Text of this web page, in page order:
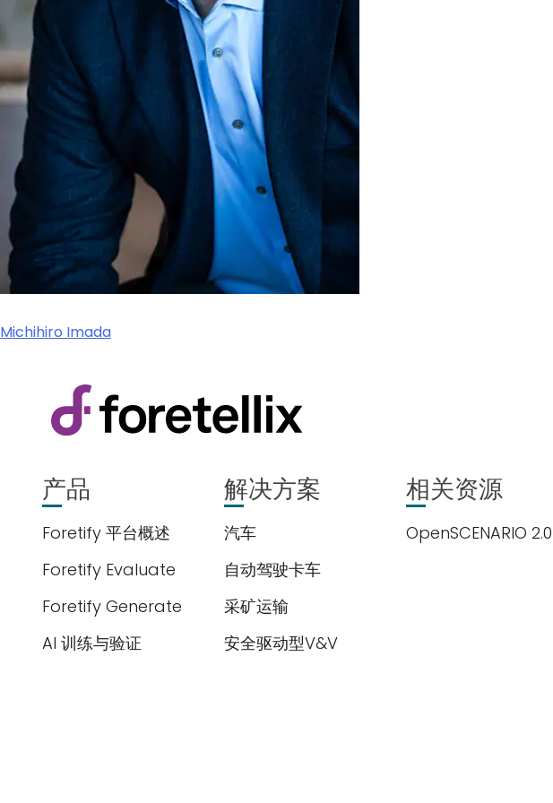
Michihiro Imada
产品
Foretify 平台概述
Foretify Evaluate
Foretify Generate
AI 训练与验证
解决方案
汽车
自动驾驶卡车
采矿运输
安全驱动型V&V
相关资源
OpenSCENARIO 2.0
Subscribe
我们尊重您的隐私权。我们使用您提供的联
解更多，请查看我们的